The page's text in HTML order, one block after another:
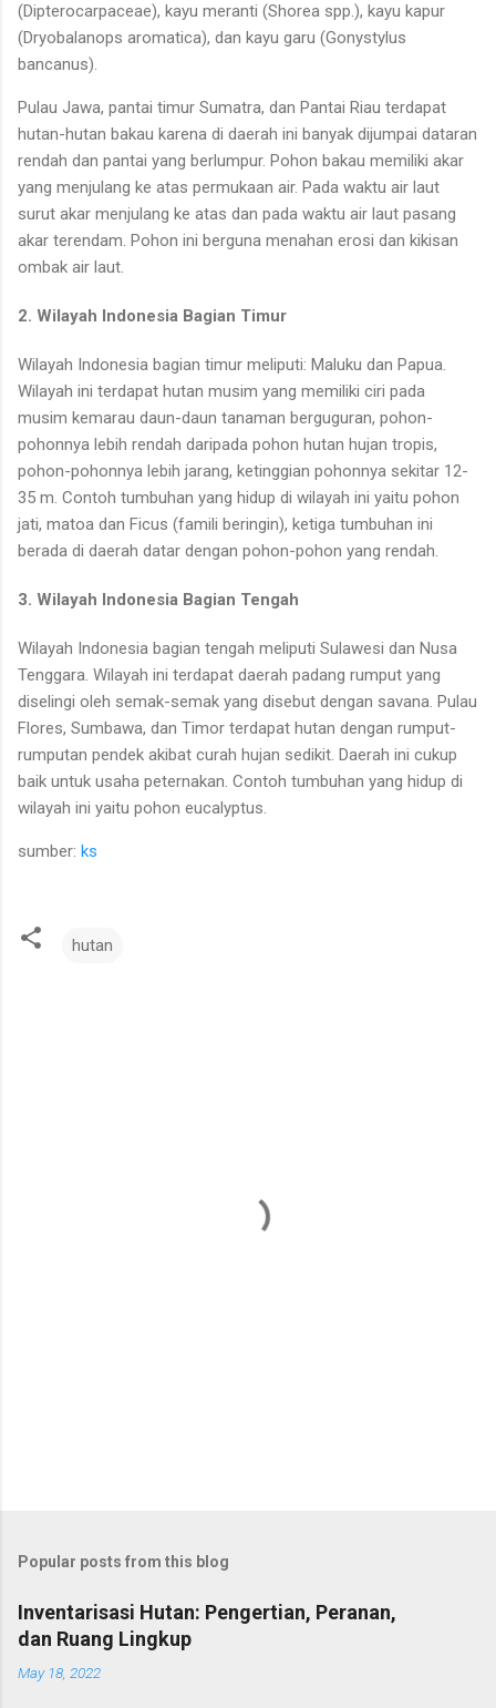
(Dipterocarpaceae), kayu meranti (Shorea spp.), kayu kapur
(Dryobalanops aromatica), dan kayu garu (Gonystylus
bancanus).
Pulau Jawa, pantai timur Sumatra, dan Pantai Riau terdapat
hutan-hutan bakau karena di daerah ini banyak dijumpai dataran
rendah dan pantai yang berlumpur. Pohon bakau memiliki akar
yang menjulang ke atas permukaan air. Pada waktu air laut
surut akar menjulang ke atas dan pada waktu air laut pasang
akar terendam. Pohon ini berguna menahan erosi dan kikisan
ombak air laut.
2. Wilayah Indonesia Bagian Timur
Wilayah Indonesia bagian timur meliputi: Maluku dan Papua.
Wilayah ini terdapat hutan musim yang memiliki ciri pada
musim kemarau daun-daun tanaman berguguran, pohon-
pohonnya lebih rendah daripada pohon hutan hujan tropis,
pohon-pohonnya lebih jarang, ketinggian pohonnya sekitar 12-
35 m. Contoh tumbuhan yang hidup di wilayah ini yaitu pohon
jati, matoa dan Ficus (famili beringin), ketiga tumbuhan ini
berada di daerah datar dengan pohon-pohon yang rendah.
3. Wilayah Indonesia Bagian Tengah
Wilayah Indonesia bagian tengah meliputi Sulawesi dan Nusa
Tenggara. Wilayah ini terdapat daerah padang rumput yang
diselingi oleh semak-semak yang disebut dengan savana. Pulau
Flores, Sumbawa, dan Timor terdapat hutan dengan rumput-
rumputan pendek akibat curah hujan sedikit. Daerah ini cukup
baik untuk usaha peternakan. Contoh tumbuhan yang hidup di
wilayah ini yaitu pohon eucalyptus.
sumber: ks
hutan
Popular posts from this blog
Inventarisasi Hutan: Pengertian, Peranan,
dan Ruang Lingkup
May 18, 2022